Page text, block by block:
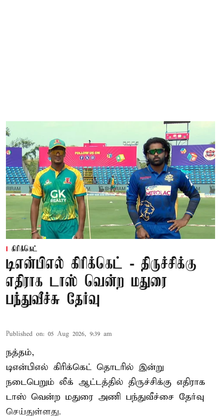
கிரிக்கெட்
டிஎன்பிஎல் கிரிக்கெட் - திருச்சிக்கு
எதிராக டாஸ் வென்ற மதுரை
பந்துவீச்சு தேர்வு
Published on: 05 Aug 2026, 9:39 am
நத்தம்,
டிஎன்பிஎல் கிரிக்கெட் தொடரில் இன்று
நடைபெறும் லீக் ஆட்டத்தில் திருச்சிக்கு எதிராக
டாஸ் வென்ற மதுரை அணி பந்துவீச்சை தேர்வு
செய்துள்ளது.